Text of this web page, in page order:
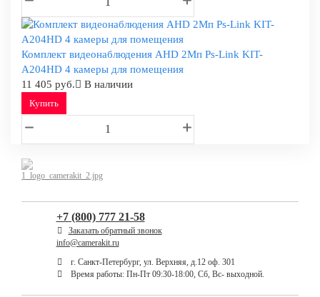
Комплект видеонаблюдения AHD 2Мп Ps-Link KIT-
A204HD 4 камеры для помещения
11 405 руб.
В наличии
Купить
+7 (800) 777 21-58
Заказать обратный звонок
info@camerakit.ru
г. Санкт-Петербург, ул. Верхняя, д.12 оф. 301
Время работы: Пн-Пт 09:30-18:00, Сб, Вс- выходной.